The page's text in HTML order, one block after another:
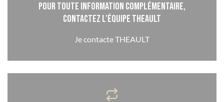
Pour toute information complémentaire,
contactez l'équipe THEAULT
Je contacte THEAULT